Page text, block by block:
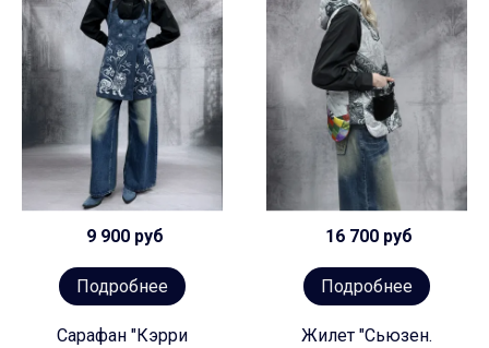
9 900 руб
Подробнее
Сарафан "Кэрри
16 700 руб
Подробнее
Жилет "Сьюзен.